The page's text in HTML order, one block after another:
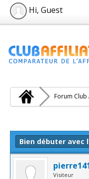
Hi, Guest
Forum
Bien débuter
Visiteur